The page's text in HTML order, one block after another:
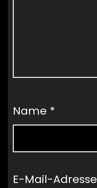
Name *
E-Mail-Adresse